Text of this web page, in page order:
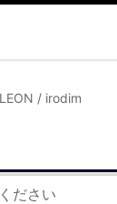
LEON / irodim
ださい